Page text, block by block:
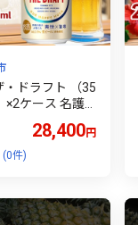
・ドラフト （35
×2ケース 名護
ンビール クラフ
産 おみやげ
なわ BEER be
28,400円
(0件)